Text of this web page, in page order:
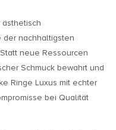
nachhaltigsten
neue Ressourcen
Schmuck bewahrt und
Ringe Luxus mit echter
bei Qualität